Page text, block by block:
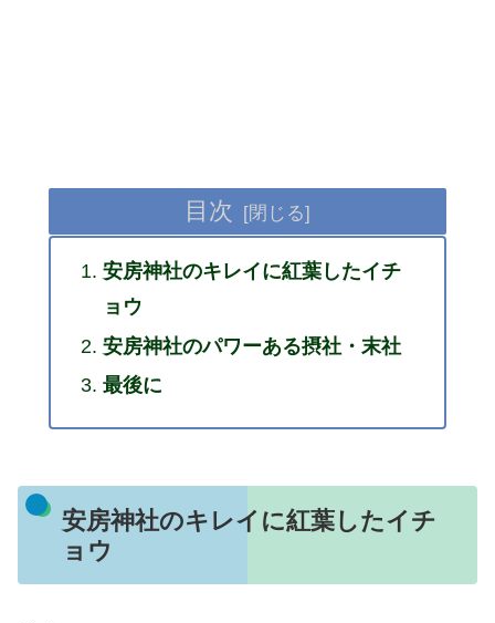
目次
安房神社のキレイに紅葉したイチ
ョウ
安房神社のパワーある摂社・末社
最後に
安房神社のキレイに紅葉したイチ
ョウ